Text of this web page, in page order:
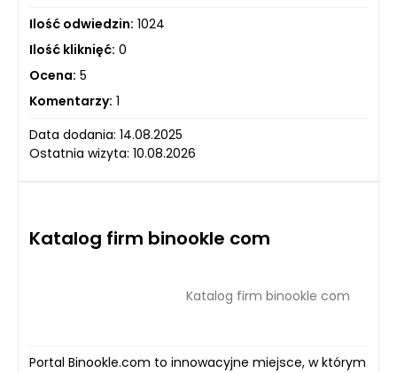
Ilość odwiedzin: 1024
Ilość kliknięć: 0
Ocena: 5
Komentarzy: 1
Data dodania: 14.08.2025
Ostatnia wizyta: 10.08.2026
Katalog firm binookle com
Katalog firm binookle com
Portal Binookle.com to innowacyjne miejsce, w którym